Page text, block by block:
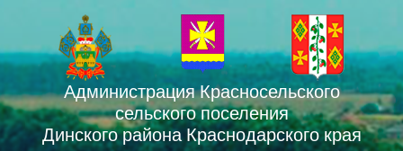
Администрация Красносельского
сельского поселения
Динского района Краснодарского края